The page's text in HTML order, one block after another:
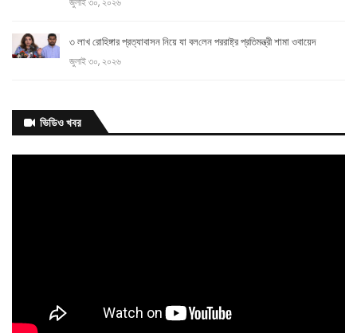
৩ লাখ রো‌হিঙ্গার প্রত্যাবাসন নিয়ে যা বল‌লেন পররাষ্ট্র প্রতিমন্ত্রী শামা ওবায়েদ
জুলাই ৩০, ২০২৬
জুলাই ৩০, ২০২৬
দিতে হবে: মীর শাহে আলম
জুলাই ৩০, ২০২৬
ভিডিও খবর